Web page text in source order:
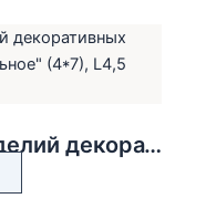
Набор из 8-ми изделий декоративных подвесных «Яйцо пасхальное» (4*7), L4,5 W4,5 H40 см